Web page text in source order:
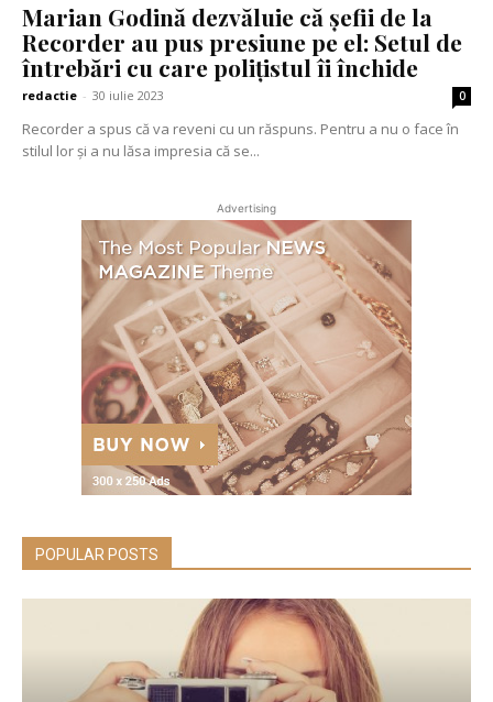
Marian Godină dezvăluie că șefii de la
Recorder au pus presiune pe el: Setul de
întrebări cu care polițistul îi închide
redactie - 30 iulie 2023 0
Recorder a spus că va reveni cu un răspuns. Pentru a nu o face în
stilul lor și a nu lăsa impresia că se...
Advertising
POPULAR POSTS